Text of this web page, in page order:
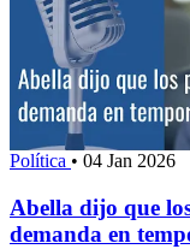
Política • 04 Jan 2026
Abella dijo que
demanda en